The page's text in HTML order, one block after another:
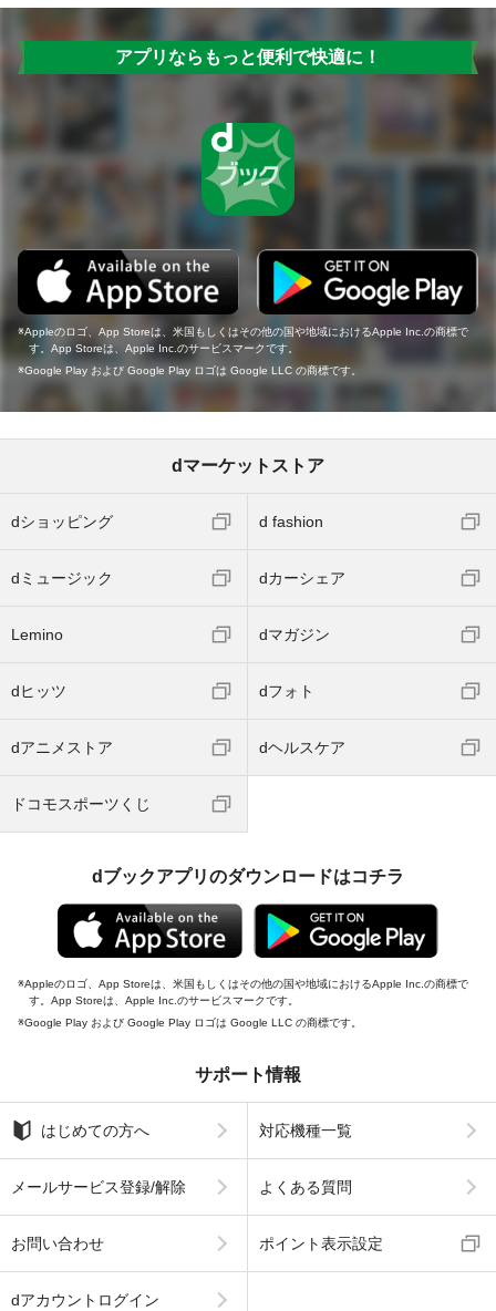
アプリならもっと便利で快適に！
Appleのロゴ、App Storeは、米国もしくはその他の国や地域におけるApple Inc.の商標で
す。App Storeは、Apple Inc.のサービスマークです。
Google Play および Google Play ロゴは Google LLC の商標です。
dマーケットストア
dショッピング d fashion
dミュージック dカーシェア
Lemino dマガジン
dヒッツ dフォト
dアニメストア dヘルスケア
ドコモスポーツくじ
dブックアプリのダウンロードはコチラ
Appleのロゴ、App Storeは、米国もしくはその他の国や地域におけるApple Inc.の商標で
す。App Storeは、Apple Inc.のサービスマークです。
Google Play および Google Play ロゴは Google LLC の商標です。
サポート情報
はじめての方へ 対応機種一覧
メールサービス登録/解除 よくある質問
お問い合わせ ポイント表示設定
dアカウントログイン